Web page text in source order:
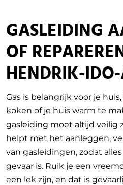
GASLEIDING
OF
HENDRIK-
Gas is belangrijk voor je
koken of je huis warm te
gasleiding moet altijd veilig
helpt met het aanleggen,
van gasleidingen, zodat
gevaar is. Ruik je een
een lek zijn, en dat is